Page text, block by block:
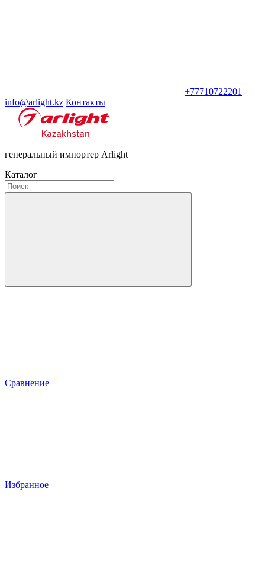
+77710722201
info@arlight.kz Контакты
генеральный импортер Arlight
Каталог
Сравнение
Избранное